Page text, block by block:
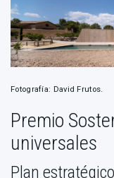
Fotografía: David Frutos.
Premio
universales
Plan